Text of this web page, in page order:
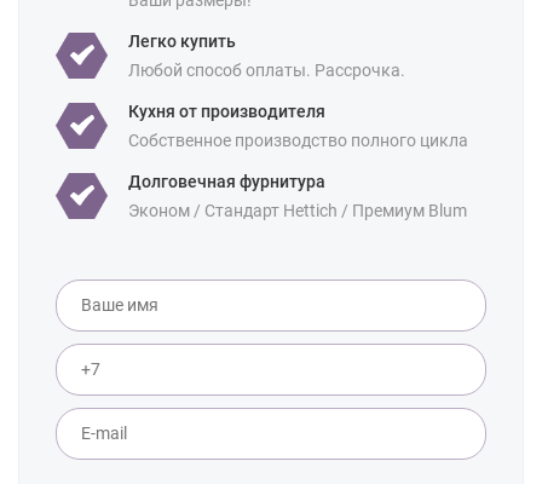
Легко купить
Любой способ оплаты. Рассрочка.
Кухня от производителя
Собственное производство полного цикла
Долговечная фурнитура
Эконом / Стандарт Hettich / Премиум Blum